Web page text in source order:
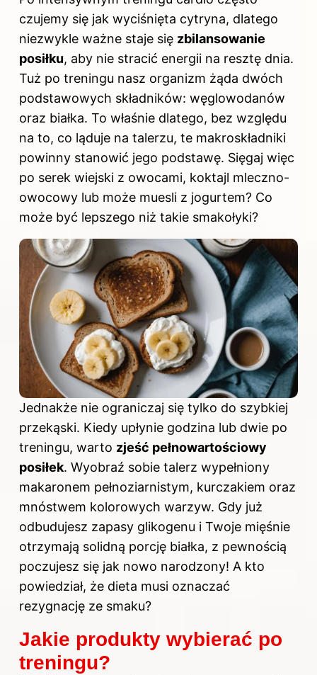
czujemy się jak wyciśnięta cytryna, dlatego
niezwykle ważne staje się zbilansowanie
posiłku, aby nie stracić energii na resztę dnia.
Tuż po treningu nasz organizm żąda dwóch
podstawowych składników: węglowodanów
oraz białka. To właśnie dlatego, bez względu
na to, co ląduje na talerzu, te makroskładniki
powinny stanowić jego podstawę. Sięgaj więc
po serek wiejski z owocami, koktajl mleczno-
owocowy lub może muesli z jogurtem? Co
może być lepszego niż takie smakołyki?
Jednakże nie ograniczaj się tylko do szybkiej
przekąski. Kiedy upłynie godzina lub dwie po
treningu, warto zjeść pełnowartościowy
posiłek. Wyobraź sobie talerz wypełniony
makaronem pełnoziarnistym, kurczakiem oraz
mnóstwem kolorowych warzyw. Gdy już
odbudujesz zapasy glikogenu i Twoje mięśnie
otrzymają solidną porcję białka, z pewnością
poczujesz się jak nowo narodzony! A kto
powiedział, że dieta musi oznaczać
rezygnację ze smaku?
Jakie produkty wybierać po
treningu?